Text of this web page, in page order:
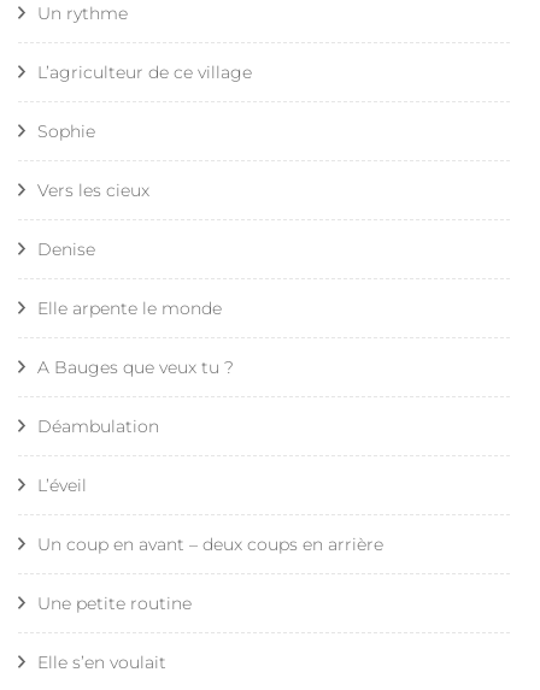
Un rythme
L’agriculteur de ce village
Sophie
Vers les cieux
Denise
Elle arpente le monde
A Bauges que veux tu ?
Déambulation
L’éveil
Un coup en avant – deux coups en arrière
Une petite routine
Elle s’en voulait